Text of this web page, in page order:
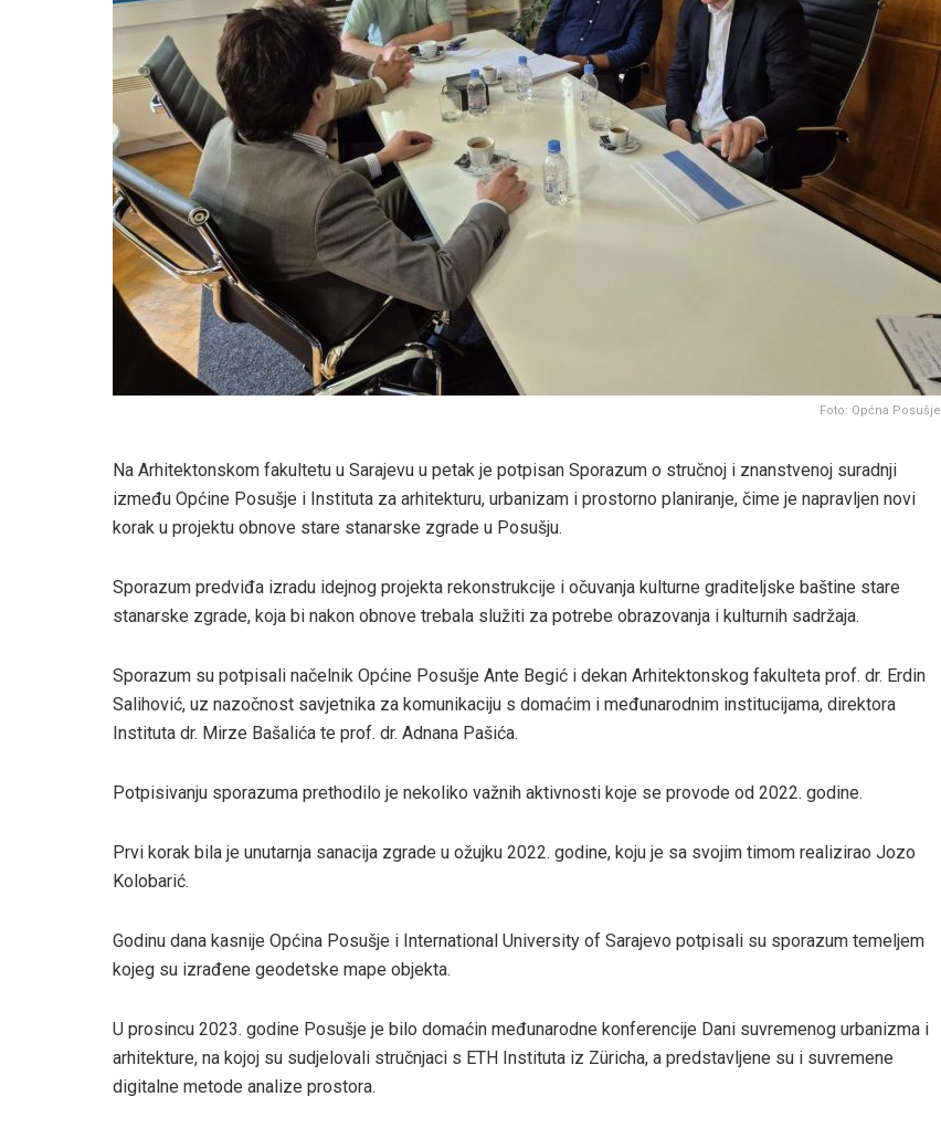
Foto: Općna Posušje
Na Arhitektonskom fakultetu u Sarajevu u petak je potpisan Sporazum o stručnoj i znanstvenoj suradnji
između Općine Posušje i Instituta za arhitekturu, urbanizam i prostorno planiranje, čime je napravljen novi
korak u projektu obnove stare stanarske zgrade u Posušju.
Sporazum predviđa izradu idejnog projekta rekonstrukcije i očuvanja kulturne graditeljske baštine stare
stanarske zgrade, koja bi nakon obnove trebala služiti za potrebe obrazovanja i kulturnih sadržaja.
Sporazum su potpisali načelnik Općine Posušje Ante Begić i dekan Arhitektonskog fakulteta prof. dr. Erdin
Salihović, uz nazočnost savjetnika za komunikaciju s domaćim i međunarodnim institucijama, direktora
Instituta dr. Mirze Bašalića te prof. dr. Adnana Pašića.
Potpisivanju sporazuma prethodilo je nekoliko važnih aktivnosti koje se provode od 2022. godine.
Prvi korak bila je unutarnja sanacija zgrade u ožujku 2022. godine, koju je sa svojim timom realizirao Jozo
Kolobarić.
Godinu dana kasnije Općina Posušje i International University of Sarajevo potpisali su sporazum temeljem
kojeg su izrađene geodetske mape objekta.
U prosincu 2023. godine Posušje je bilo domaćin međunarodne konferencije Dani suvremenog urbanizma i
arhitekture, na kojoj su sudjelovali stručnjaci s ETH Instituta iz Züricha, a predstavljene su i suvremene
digitalne metode analize prostora.